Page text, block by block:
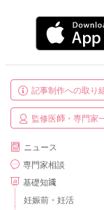
記事制作への取り
監修医師・専門家
ニュース
専門家相談
基礎知識
妊娠前・妊活